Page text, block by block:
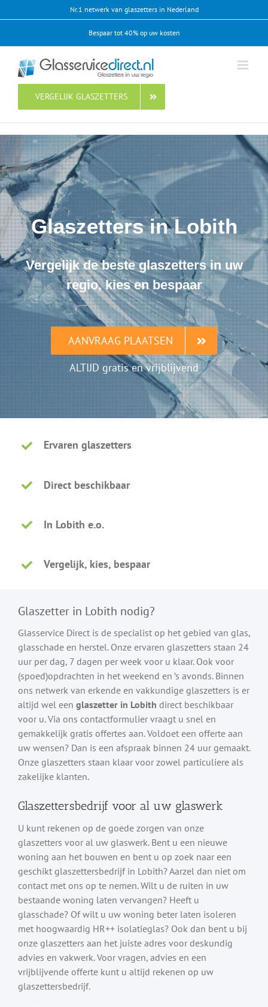
naar
Nr.1 netwerk van glaszetters in Nederland
Bespaar tot 40% op uw kosten
VERGELIJK GLASZETTERS
Glaszetters in Lobith
Vergelijk de beste glaszetters in uw
regio, kies en bespaar
AANVRAAG PLAATSEN
ALTIJD gratis en vrijblijvend
Ervaren glaszetters
Direct beschikbaar
In Lobith e.o.
Vergelijk, kies, bespaar
Glaszetter in Lobith nodig?
Glasservice Direct is de specialist op het gebied van glas,
glasschade en herstel. Onze ervaren glaszetters staan 24
uur per dag, 7 dagen per week voor u klaar. Ook voor
(spoed)opdrachten in het weekend en ’s avonds. Binnen
ons netwerk van erkende en vakkundige glaszetters is er
altijd wel een glaszetter in Lobith direct beschikbaar
voor u. Via ons contactformulier vraagt u snel en
gemakkelijk gratis offertes aan. Voldoet een offerte aan
uw wensen? Dan is een afspraak binnen 24 uur gemaakt.
Onze glaszetters staan klaar voor zowel particuliere als
zakelijke klanten.
Glaszettersbedrijf voor al uw glaswerk
U kunt rekenen op de goede zorgen van onze
glaszetters voor al uw glaswerk. Bent u een nieuwe
woning aan het bouwen en bent u op zoek naar een
geschikt glaszettersbedrijf in Lobith? Aarzel dan niet om
contact met ons op te nemen. Wilt u de ruiten in uw
bestaande woning laten vervangen? Heeft u
glasschade? Of wilt u uw woning beter laten isoleren
met hoogwaardig HR++ isolatieglas? Ook dan bent u bij
onze glaszetters aan het juiste adres voor deskundig
advies en vakwerk. Voor vragen, advies en een
vrijblijvende offerte kunt u altijd rekenen op uw
glaszettersbedrijf.